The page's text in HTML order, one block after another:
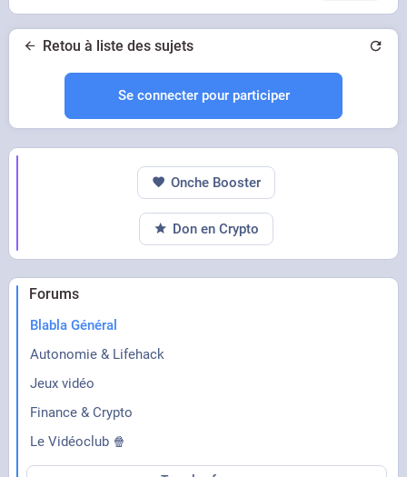
https://xcancel.com/NTFab[...]ta
tus/2051013406090575950
Bref parce que y'a une étude scientifique qui
explique que le refoulement de ses émotions
pourrait être associé à une mort prématurée
Retou à liste des sujets
Se connecter pour participer
Forums
Blabla Général
Autonomie & Lifehack
Jeux vidéo
Finance & Crypto
Le Vidéoclub 🍿
Onche Booster
Don en Crypto